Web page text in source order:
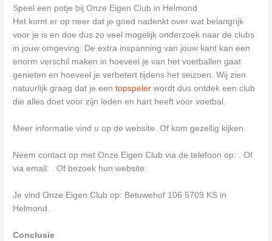
Speel een potje bij Onze Eigen Club in Helmond
Het komt er op neer dat je goed nadenkt over wat belangrijk
voor je is en doe dus zo veel mogelijk onderzoek naar de clubs
in jouw omgeving. De extra inspanning van jouw kant kan een
enorm verschil maken in hoeveel je van het voetballen gaat
genieten en hoeveel je verbetert tijdens het seizoen. Wij zien
natuurlijk graag dat je eentopspeler wordt dus ontdek een club
die alles doet voor zijn leden en hart heeft voor voetbal.
Meer informatie vind u op de website. Of kom gezellig kijken.
Neem contact op met Onze Eigen Club via de telefoon op: . Of
via email: . Of bezoek hun website:
Je vind Onze Eigen Club op: Betuwehof 106 5709 KS in
Helmond.
Conclusie